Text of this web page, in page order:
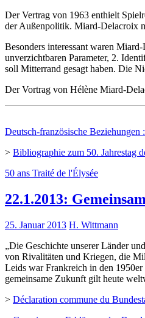
Der Vertrag von 1963 enthielt
der Außenpolitik. Miard-Delacroix
Besonders interessant waren
unverzichtbaren Parameter, 2.
soll Mitterrand gesagt haben. Die
Der Vortrag von Hélène Miard-
Deutsch-französische Beziehungen
> Bibliographie zum 50. Jahrestag
50 ans Traité de l'Élysée
22.1.2013:
25. Januar 2013 H. Wittmann
„Die Geschichte unserer Länder
von Rivalitäten und Kriegen, die
Leids war Frankreich in den 1950er
gemeinsame Zukunft gilt heute
> Déclaration commune du